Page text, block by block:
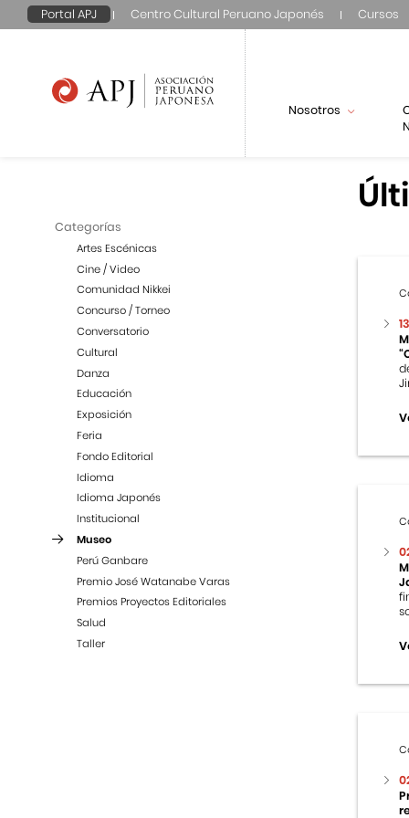
Portal APJ Centro Cultural Peruano Japonés Cursos
Nosotros
Categorías
Artes Escénicas
Cine / Video
Comunidad Nikkei
Concurso / Torneo
Conversatorio
Cultural
Danza
Educación
Exposición
Feria
Fondo Editorial
Idioma
Idioma Japonés
Institucional
Museo
Perú Ganbare
Premio José Watanabe Varas
Premios Proyectos Editoriales
Salud
Taller